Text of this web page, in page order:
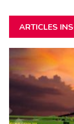
ARTICLES